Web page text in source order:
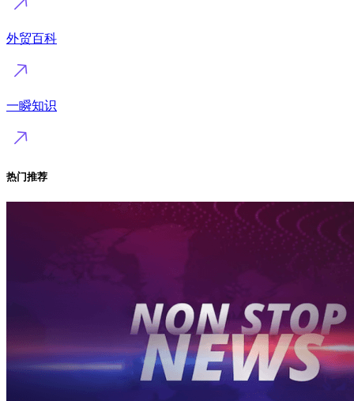
外贸百科
一瞬知识
热门推荐